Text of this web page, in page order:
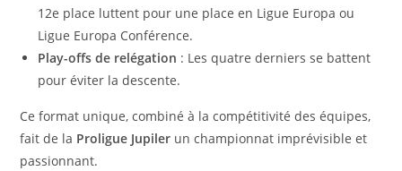
12e place luttent pour une place en Ligue Europa ou
Ligue Europa Conférence.
Play-offs de relégation : Les quatre derniers se battent
pour éviter la descente.
Ce format unique, combiné à la compétitivité des équipes,
fait de la Proligue Jupiler un championnat imprévisible et
passionnant.